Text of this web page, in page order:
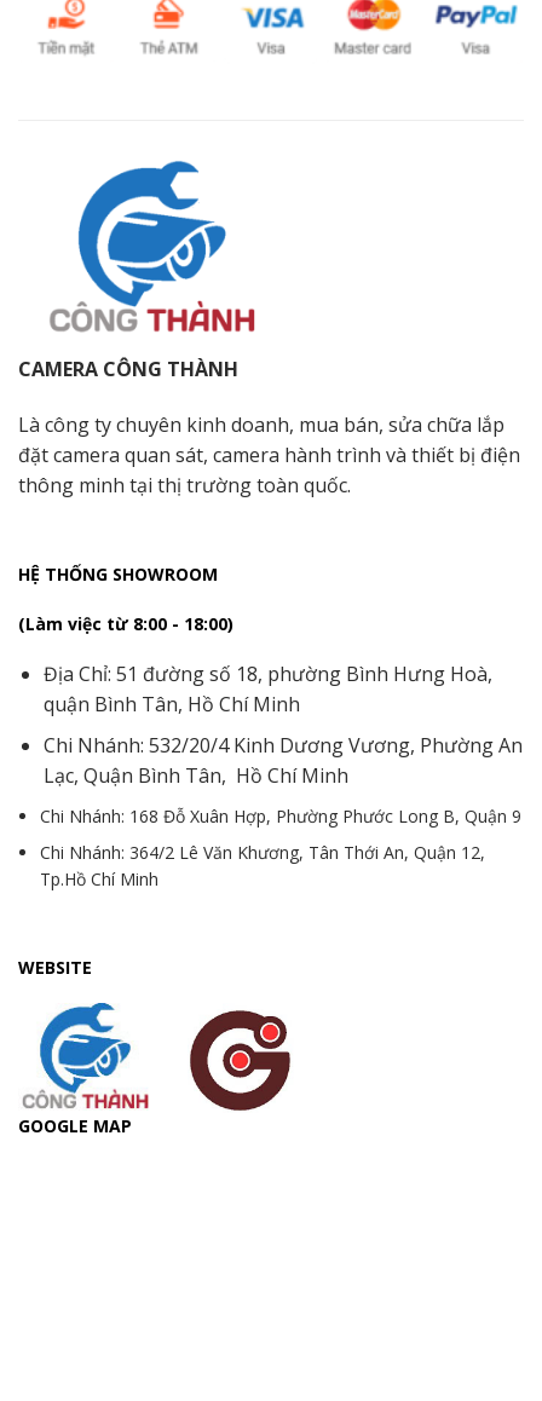
CAMERA CÔNG THÀNH
Là công ty chuyên kinh doanh, mua bán, sửa chữa lắp
đặt camera quan sát, camera hành trình và thiết bị điện
thông minh tại thị trường toàn quốc.
HỆ THỐNG SHOWROOM
(Làm việc từ 8:00 - 18:00)
Địa Chỉ: 51 đường số 18, phường Bình Hưng Hoà,
quận Bình Tân, Hồ Chí Minh
Chi Nhánh: 532/20/4 Kinh Dương Vương, Phường An
Lạc, Quận Bình Tân, Hồ Chí Minh
Chi Nhánh: 168 Đỗ Xuân Hợp, Phường Phước Long B, Quận 9
Chi Nhánh: 364/2 Lê Văn Khương, Tân Thới An, Quận 12,
Tp.Hồ Chí Minh
WEBSITE
GOOGLE MAP